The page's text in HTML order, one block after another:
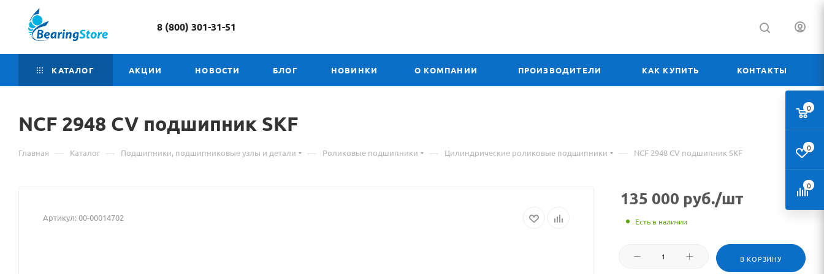
8 (800) 301-31-51
КАТАЛОГ АКЦИИ НОВОСТИ БЛОГ НОВИНКИ О КОМПАНИИ ПРОИЗВОДИТЕЛИ КАК КУПИТЬ КОНТАКТЫ
NCF 2948 Материал
о
2948
CV подшипник SKF
Главная — Каталог — Подшипники, подшипниковые узлы и детали — Роликовые подшипники — Цилиндрические роликовые подшипники — NCF 2948 CV подшипник SKF
Артикул:00-00014702
135 000 руб./шт
Есть в наличии
В КОРЗИНУ
0
0
0